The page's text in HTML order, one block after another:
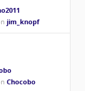
jim_knopf
Chocobo